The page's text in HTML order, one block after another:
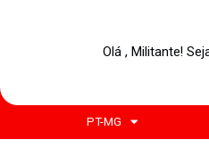
Olá , Militante!
PT-MG